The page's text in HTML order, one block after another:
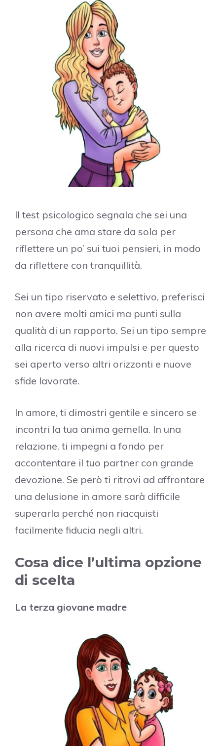
Il test psicologico segnala che sei una
persona che ama stare da sola per
riflettere un po’ sui tuoi pensieri, in modo
da riflettere con tranquillità.
Sei un tipo riservato e selettivo, preferisci
non avere molti amici ma punti sulla
qualità di un rapporto. Sei un tipo sempre
alla ricerca di nuovi impulsi e per questo
sei aperto verso altri orizzonti e nuove
sfide lavorate.
In amore, ti dimostri gentile e sincero se
incontri la tua anima gemella. In una
relazione, ti impegni a fondo per
accontentare il tuo partner con grande
devozione. Se però ti ritrovi ad affrontare
una delusione in amore sarà difficile
superarla perché non riacquisti
facilmente fiducia negli altri.
Cosa dice l’ultima opzione
di scelta
La terza giovane madre